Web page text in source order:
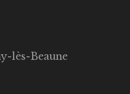
lès-Beaune